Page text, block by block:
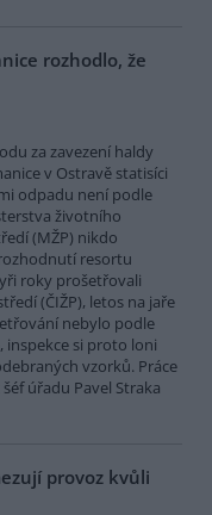
rozhodlo, že
za zavezení haldy
v Ostravě statisíci
odpadu není podle
životního
(MŽP) nikdo
resortu
roky prošetřovali
(ČIŽP), letos na jaře
nebylo podle
inspekce si proto loni
vzorků. Práce
úřadu Pavel Straka
provoz kvůli